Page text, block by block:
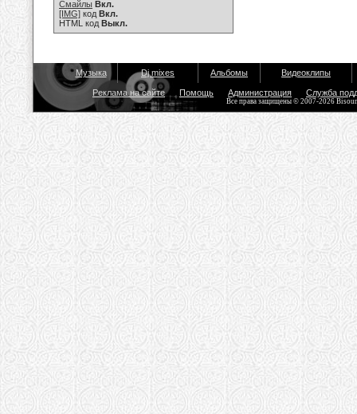
Смайлы Вкл.
[IMG] код Вкл.
HTML код Выкл.
Музыка Dj mixes Альбомы Видеоклипы
Реклама на сайте Помощь Администрация Служба
Все права защищены © 2007-2026